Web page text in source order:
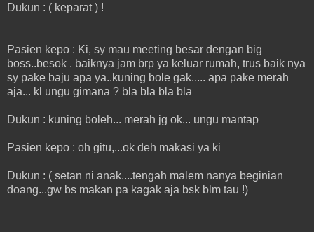
Dukun : ( keparat ) !
Pasien kepo : Ki, sy mau meeting besar dengan big
boss..besok . baiknya jam brp ya keluar rumah, trus baik nya
sy pake baju apa ya..kuning bole gak..... apa pake merah
aja... kl ungu gimana ? bla bla bla bla
Dukun : kuning boleh... merah jg ok... ungu mantap
Pasien kepo : oh gitu,...ok deh makasi ya ki
Dukun : ( setan ni anak....tengah malem nanya beginian
doang...gw bs makan pa kagak aja bsk blm tau !)